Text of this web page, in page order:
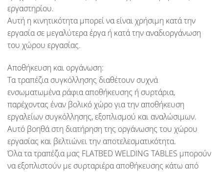
εργαστηρίου.
Αυτή η κινητικότητα μπορεί να είναι χρήσιμη κατά την
εργασία σε μεγαλύτερα έργα ή κατά την αναδιοργάνωση
του χώρου εργασίας.
Αποθήκευση και οργάνωση:
Τα τραπέζια συγκόλλησης διαθέτουν συχνά
ενσωματωμένα ράφια αποθήκευσης ή συρτάρια,
παρέχοντας έναν βολικό χώρο για την αποθήκευση
εργαλείων συγκόλλησης, εξοπλισμού και αναλώσιμων.
Αυτό βοηθά στη διατήρηση της οργάνωσης του χώρου
εργασίας και βελτιώνει την αποτελεσματικότητα.
Όλα τα τραπέζια μας FLATBED WELDING TABLES μπορούν
να εξοπλιστούν με συρταριέρα αποθήκευσης κάτω από